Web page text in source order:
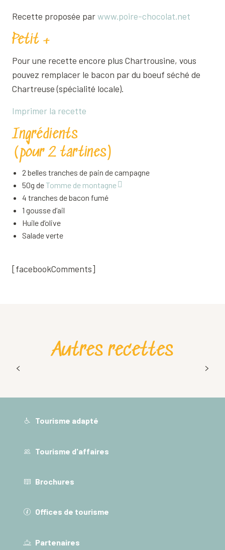
Recette proposée parwww.poire-chocolat.net
Petit +
Pour une recette encore plus Chartrousine, vous
pouvez remplacer le bacon par du boeuf séché de
Chartreuse (spécialité locale).
Imprimer la recette
Ingrédients
(pour 2 tartines)
2 belles tranches de pain de campagne
50g deTomme de montagne
4 tranches de bacon fumé
1 gousse d’ail
Huile d’olive
Salade verte
[facebookComments]
Autres recettes
Tourisme adapté
Tourisme d'affaires
Brochures
Offices de tourisme
Partenaires